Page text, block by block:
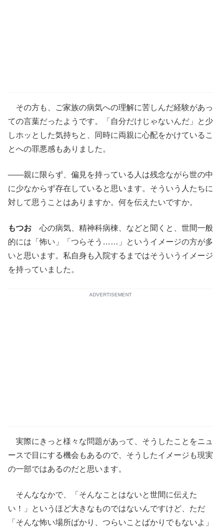
その方も、ご家族の病気への理解に苦しんだ経験があっ
ての言葉だったようです。「自分だけじゃないんだ」と少
しホッとした気持ちと、同時に両親に心配をかけているこ
とへの罪悪感もありました。
――親に限らず、偏見を持っている人は残念ながら世の中
に少なからず存在していると思います。そういう人たちに
対して思うことはありますか。何を伝えたいですか。
もつお 心の病気、精神科病棟、などと聞くと、世間一般
的には「怖い」「つらそう……」というイメージの方が多
いと思います。私自身も入院するまではそういうイメージ
を持っていました。
ADVERTISEMENT
実際にきっと様々な問題があって、そうしたことをニュ
ースで目にする機会もあるので、そうしたイメージも現実
の一部ではあるのだと思います。
そんななかで、「そんなことはないと世間に伝えた
い！」というほど大きなものではないんですけど、ただ
「そんな怖い場所ばかり、つらいことばかりでもないよ」